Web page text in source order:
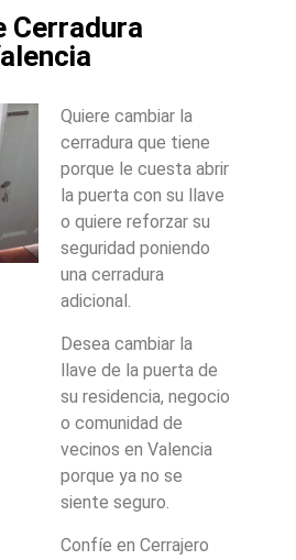
Cerradura
Quiere cambiar la
cerradura que tiene
porque le cuesta abrir
la puerta con su llave
o quiere reforzar su
seguridad poniendo
una cerradura
adicional.
Desea cambiar la
llave de la puerta de
su residencia, negocio
o comunidad de
vecinos en Valencia
porque ya no se
siente seguro.
Confíe en Cerrajero